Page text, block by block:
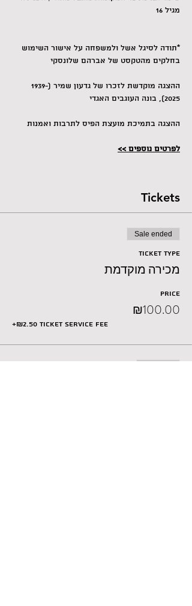
מגיל 16
*תודה לסיגל אשל ולמשפחה על אישור השימוש
בחלקים מהטקסט של אברהם שלונסקי
ה​הצגה מוקדשת לזכרו של גדעון שמיר (1939-
2025), בונה העוגבים האגדי
ההצגה בתמיכת מועצת הפיס לתרבות ואמנות
לפרטים נוספים >>
Tickets
Sale ended
Ticket type
מכירה מוקדמת
Price
₪100.00
+₪2.50 ticket service fee